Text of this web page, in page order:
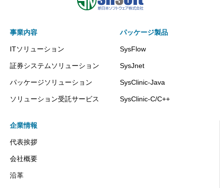
事業内容
ITソリューション
証券システムソリューション
パッケージソリューション
ソリューション受託サービス
パッケージ製品
SysFlow
SysJnet
SysClinic-Java
SysClinic-C/C++
企業情報
代表挨拶
会社概要
沿革